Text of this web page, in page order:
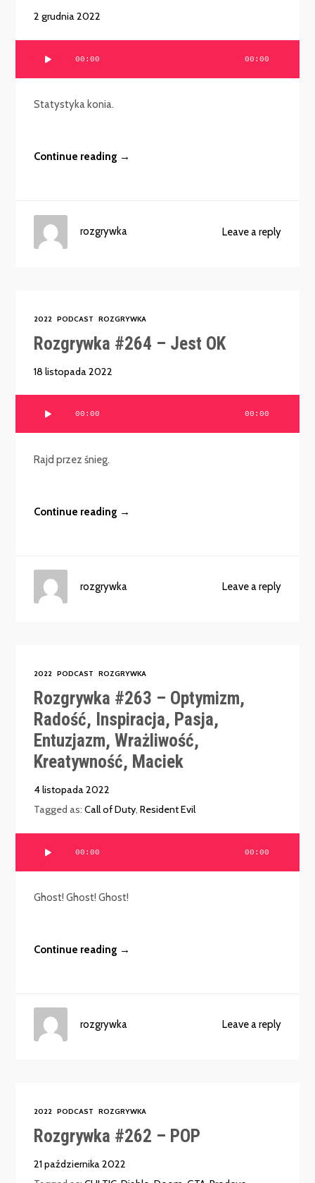
2 grudnia 2022
00:00 00:00
Statystyka konia.
Continue reading →
Leave a reply
rozgrywka
2022 PODCAST ROZGRYWKA
Rozgrywka #264 – Jest OK
18 listopada 2022
00:00 00:00
Rajd przez śnieg.
Continue reading →
Leave a reply
rozgrywka
2022 PODCAST ROZGRYWKA
Rozgrywka #263 – Optymizm,
Radość, Inspiracja, Pasja,
Entuzjazm, Wrażliwość,
Kreatywność, Maciek
4 listopada 2022
Tagged as:Call of Duty,Resident Evil
00:00 00:00
Ghost! Ghost! Ghost!
Continue reading →
Leave a reply
rozgrywka
2022 PODCAST ROZGRYWKA
Rozgrywka #262 – POP
21 października 2022